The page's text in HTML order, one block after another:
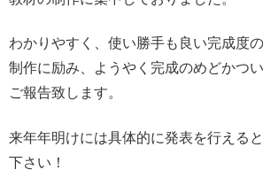
わかりやすく、使い勝手も良い完成度
制作に励み、ようやく完成のめどかつ
ご報告致します。
来年年明けには具体的に発表を行える
下さい！